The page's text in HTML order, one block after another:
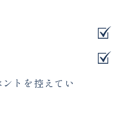
トを控えてい